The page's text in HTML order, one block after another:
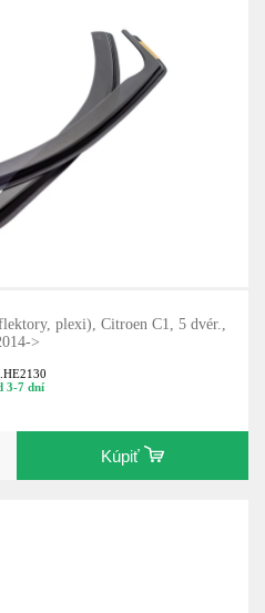
plexi), Citroen C1, 5 dvér.,
>
3-7 dní
Kúpiť